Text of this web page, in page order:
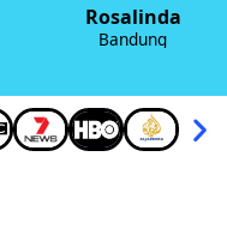
Rosalinda
Bandung